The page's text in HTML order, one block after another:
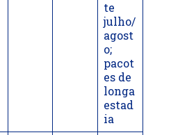
te
julho/
agost
o;
pacot
es de
longa
estad
ia